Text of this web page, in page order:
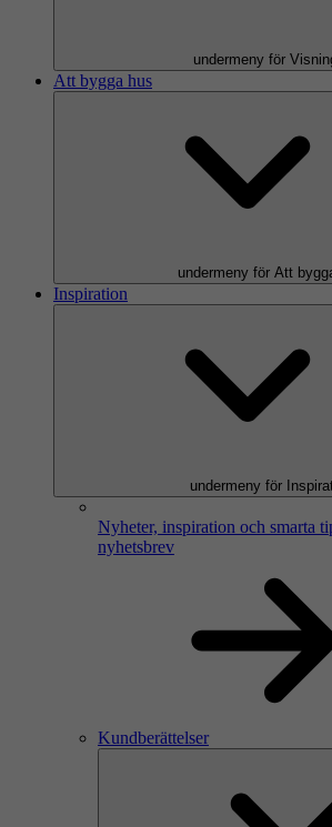
undermeny för
Att bygga hus
undermeny för Att
Inspiration
undermeny för
Nyheter, inspiration och smarta
nyhetsbrev
Kundberättelser